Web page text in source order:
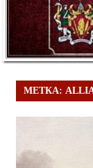
МЕТКА: